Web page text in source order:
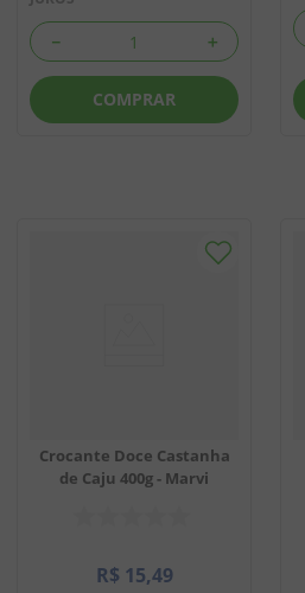
＋
－
COMPRAR
Crocante Doce Castanha
de Caju 400g - Marvi
R$ 15,49